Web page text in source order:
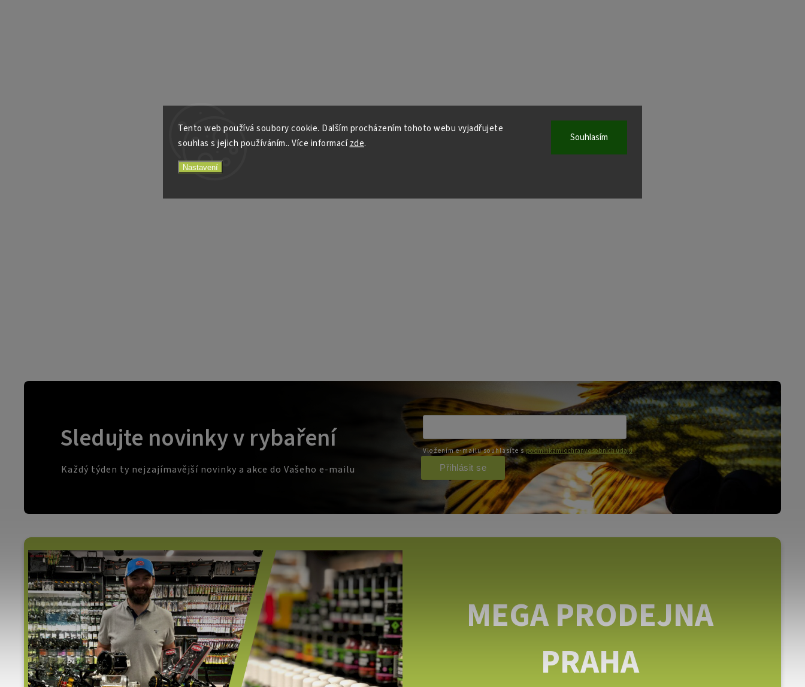
Tento web používá soubory cookie. Dalším procházením tohoto webu vyjadřujete
souhlas s jejich používáním.. Více informacízde.
Nastavení
Souhlasím
MEGA PRODEJNA
PRAHA
Sledujte novinky v rybaření
Každý týden ty nejzajímavější novinky a akce do Vašeho e-mailu
Vložením e-mailu souhlasíte spodmínkami ochrany osobních údajů
Přihlásit se